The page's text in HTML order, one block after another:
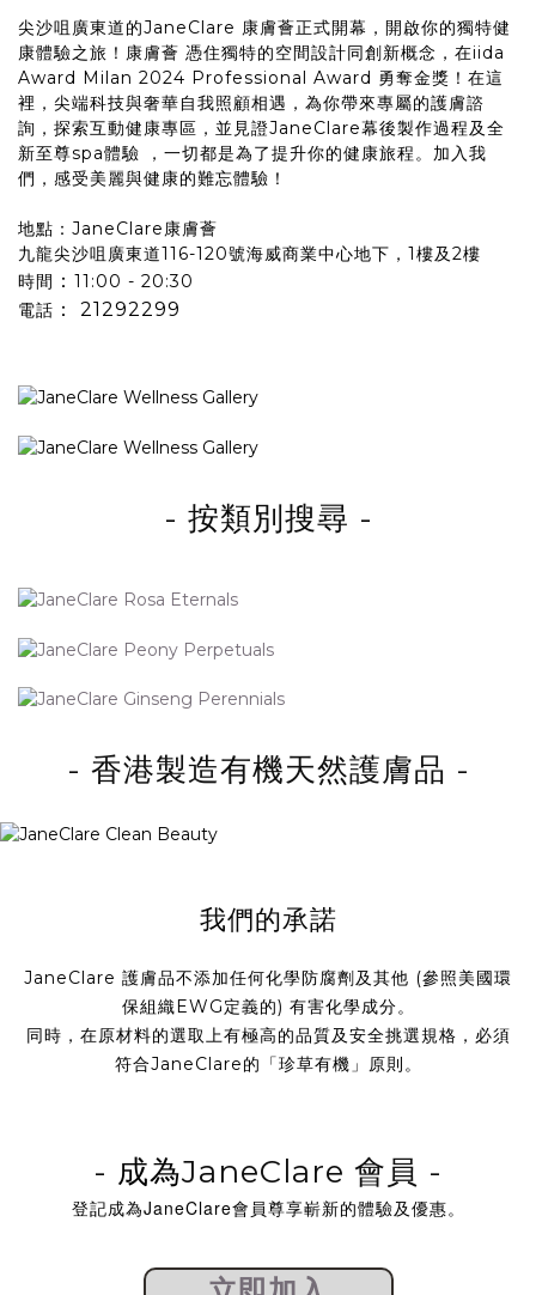
尖沙咀廣東道的JaneClare 康膚薈正式開幕，開啟你的獨特健
康體驗之旅！康膚薈 憑住獨特的空間設計同創新概念，在iida
Award Milan 2024 Professional Award 勇奪金獎！在這
裡，尖端科技與奢華自我照顧相遇，為你帶來專屬的護膚諮
詢，探索互動健康專區，並見證JaneClare幕後製作過程及全
新至尊spa體驗 ，一切都是為了提升你的健康旅程。加入我
們，感受美麗與健康的難忘體驗！
地點：JaneClare康膚薈
九龍尖沙咀廣東道116-120號海威商業中心地下，1樓及2樓
時間 ： 11:00 - 20:30
電話 ： 21292299
- 按類別搜尋 -
- 香港製造有機天然護膚品 -
我們的承諾
JaneClare 護膚品不添加任何化學防腐劑及其他 (參照美國環
保組織EWG定義的) 有害化學成分。
同時，在原材料的選取上有極高的品質及安全挑選規格，必須
符合JaneClare的「珍草有機」原則。
- 成為JaneClare 會員 -
登記成為JaneClare會員尊享嶄新的體驗及優惠。